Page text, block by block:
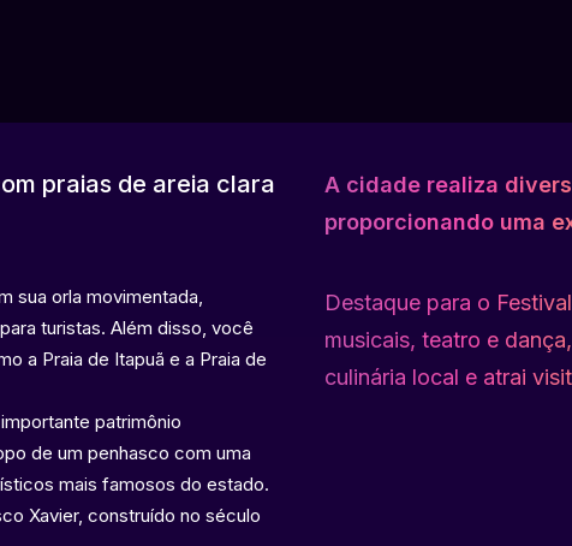
praias de areia clara
sua orla movimentada,
turistas. Além disso, você
a Praia de Itapuã e a Praia de
patrimônio
de um penhasco com uma
mais famosos do estado.
Xavier, construído no século
A cidade realiza
proporcionando uma
Destaque para o
musicais, teatro e
culinária local e atrai